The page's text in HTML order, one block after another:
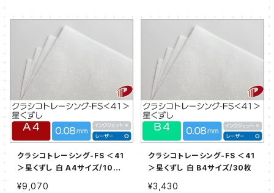
クラシコトレーシング-FS ＜41
＞星くずし 白 A4サイズ/100
¥9,070
クラシコトレーシング-FS ＜41
＞星くずし 白 B4サイズ/30枚
¥3,430